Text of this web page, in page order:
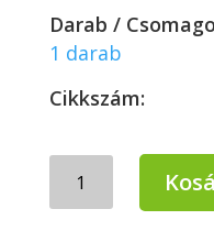
Darab /
1 darab
Cikkszám:
Savas
öblítőszer